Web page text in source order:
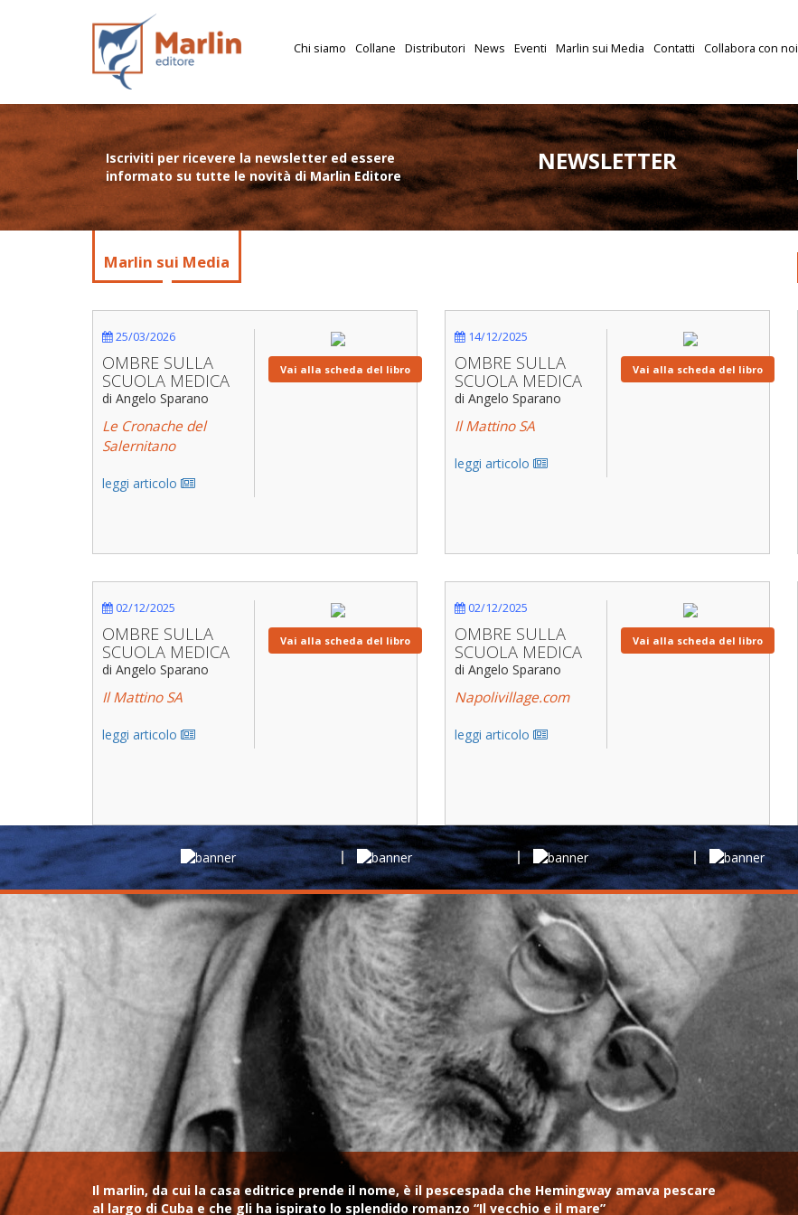
Chi siamo Collane Distributori News Eventi Marlin sui Media Contatti Collabora con noi
Iscriviti per ricevere la newsletter ed essere
informato su tutte le novità di Marlin Editore
NEWSLETTER
Marlin sui Media
25/03/2026
OMBRE SULLA
SCUOLA MEDICA
di Angelo Sparano
Le Cronache del
Salernitano
leggi articolo
Vai alla scheda del libro
14/12/2025
OMBRE SULLA
SCUOLA MEDICA
di Angelo Sparano
Il Mattino SA
leggi articolo
Vai alla scheda del libro
02/12/2025
OMBRE SULLA
SCUOLA MEDICA
di Angelo Sparano
Il Mattino SA
leggi articolo
Vai alla scheda del libro
02/12/2025
OMBRE SULLA
SCUOLA MEDICA
di Angelo Sparano
Napolivillage.com
leggi articolo
Vai alla scheda del libro
Il marlin, da cui la casa editrice prende il nome, è il pescespada che Hemingway amava pescare
al largo di Cuba e che gli ha ispirato lo splendido romanzo “Il vecchio e il mare”